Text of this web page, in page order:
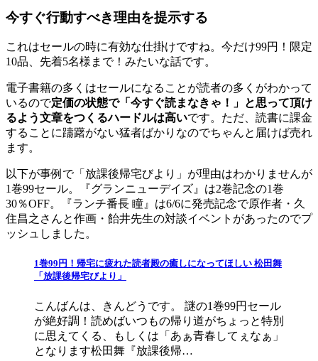
今すぐ行動すべき理由を提示する
これはセールの時に有効な仕掛けですね。今だけ99円！限定
10品、先着5名様まで！みたいな話です。
電子書籍の多くはセールになることが読者の多くがわかって
いるので定価の状態で「今すぐ読まなきゃ！」と思って頂け
るよう文章をつくるハードルは高いです。ただ、読書に課金
することに躊躇がない猛者ばかりなのでちゃんと届けば売れ
ます。
以下が事例で「放課後帰宅びより」が理由はわかりませんが
1巻99セール。『グランニューデイズ』は2巻記念の1巻
30％OFF。『ランチ番長 瞳』は6/6に発売記念で原作者・久
住昌之さんと作画・飴井先生の対談イベントがあったのでプ
ッシュしました。
1巻99円！帰宅に疲れた読者殿の癒しになってほしい 松田舞
「放課後帰宅びより」
こんばんは、きんどうです。 謎の1巻99円セール
が絶好調！読めばいつもの帰り道がちょっと特別
に思えてくる、もしくは「あぁ青春してぇなぁ」
となります松田舞『放課後帰…